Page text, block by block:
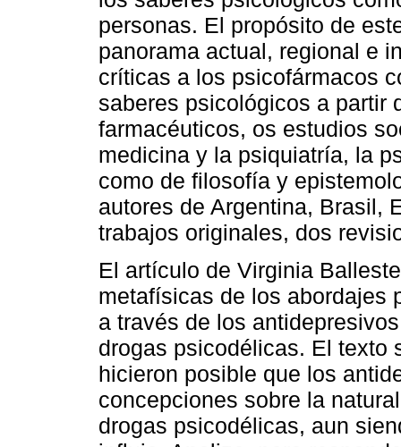
personas. El propósito de
panorama actual, regional e
críticas a los psicofármacos
saberes psicológicos a partir
farmacéuticos, os estudios
medicina y la psiquiatría, la
como de filosofía y
autores de Argentina, Brasil,
trabajos originales, dos
El artículo de Virginia
metafísicas de los abordajes
a través de los
drogas psicodélicas. El texto
hicieron posible que los
concepciones sobre la
drogas psicodélicas, aun